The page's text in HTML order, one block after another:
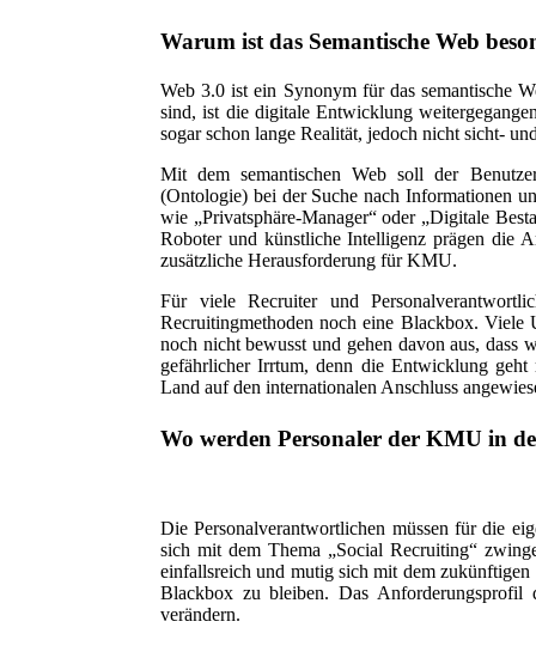
Warum ist das Semantische Web
Web 3.0 ist ein Synonym für das semantische
sind, ist die digitale Entwicklung
sogar schon lange Realität, jedoch nicht sicht-
Mit dem semantischen Web soll der
(Ontologie) bei der Suche nach Informationen
wie „Privatsphäre-Manager“ oder „Digitale
Roboter und künstliche Intelligenz prägen die
zusätzliche Herausforderung für KMU.
Für viele Recruiter und
Recruitingmethoden noch eine Blackbox. Viele
noch nicht bewusst und gehen davon aus, dass
gefährlicher Irrtum, denn die Entwicklung
Land auf den internationalen Anschluss
Wo werden Personaler der KMU in
Die Personalverantwortlichen müssen für die
sich mit dem Thema „Social Recruiting“
einfallsreich und mutig sich mit dem
Blackbox zu bleiben. Das Anforderungsprofil
verändern.